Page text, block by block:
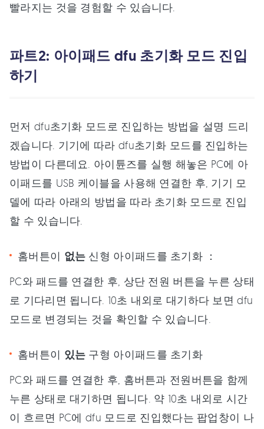
빨라지는 것을 경험할 수 있습니다.
파트2: 아이패드 dfu 초기화 모드 진입
하기
먼저 dfu초기화 모드로 진입하는 방법을 설명 드리
겠습니다. 기기에 따라 dfu초기화 모드를 진입하는
방법이 다른데요. 아이튠즈를 실행 해놓은 PC에 아
이패드를 USB 케이블을 사용해 연결한 후, 기기 모
델에 따라 아래의 방법을 따라 초기화 모드로 진입
할 수 있습니다.
홈버튼이 없는 신형 아이패드를 초기화 ：
PC와 패드를 연결한 후, 상단 전원 버튼을 누른 상태
로 기다리면 됩니다. 10초 내외로 대기하다 보면 dfu
모드로 변경되는 것을 확인할 수 있습니다.
홈버튼이 있는 구형 아이패드를 초기화
PC와 패드를 연결한 후, 홈버튼과 전원버튼을 함께
누른 상태로 대기하면 됩니다. 약 10초 내외로 시간
이 흐르면 PC에 dfu 모드로 진입했다는 팝업창이 나